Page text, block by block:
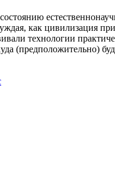
как цивилизация
технологии
(предположительно)